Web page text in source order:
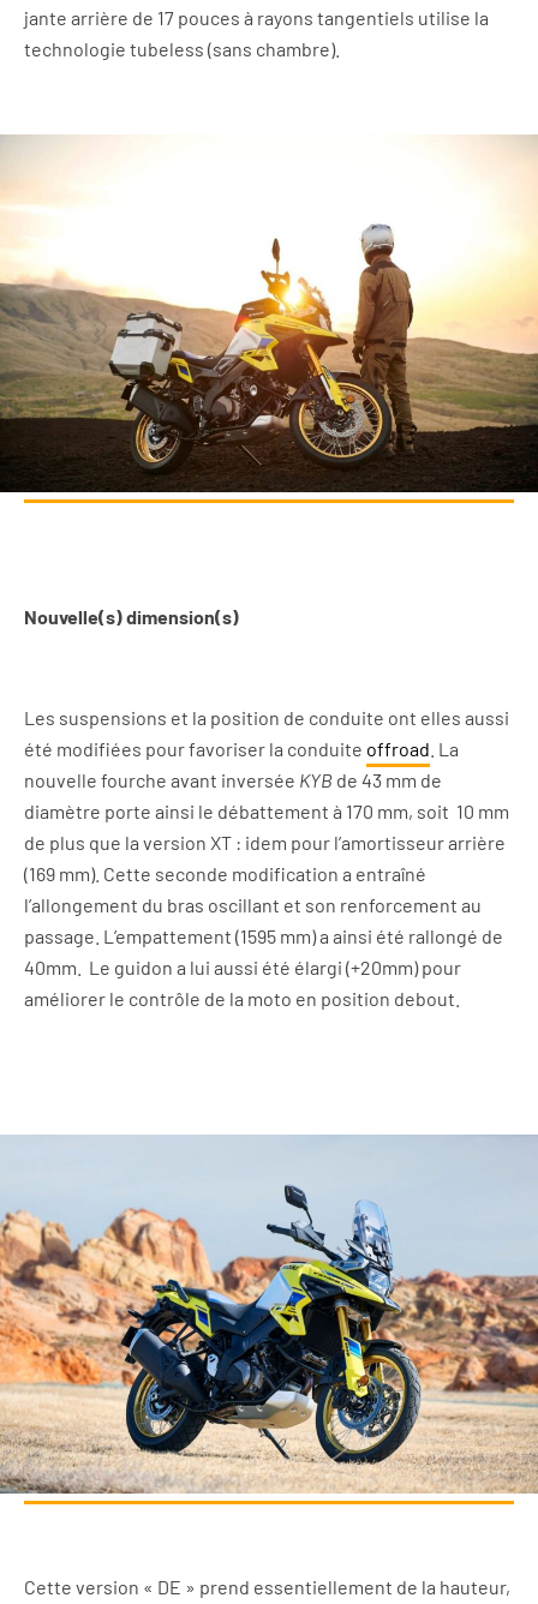
jante arrière de 17 pouces à rayons tangentiels utilise la
technologie tubeless (sans chambre).
Nouvelle(s) dimension(s)
Les suspensions et la position de conduite ont elles aussi
été modifiées pour favoriser la conduite offroad . La
nouvelle fourche avant inversée KYB de 43 mm de
diamètre porte ainsi le débattement à 170 mm, soit 10 mm
de plus que la version XT : idem pour l’amortisseur arrière
(169 mm). Cette seconde modification a entraîné
l’allongement du bras oscillant et son renforcement au
passage. L’empattement (1595 mm) a ainsi été rallongé de
40mm. Le guidon a lui aussi été élargi (+20mm) pour
améliorer le contrôle de la moto en position debout.
Cette version « DE » prend essentiellement de la hauteur,